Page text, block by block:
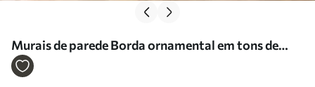
Murais de parede Borda ornamental em tons de
verde Nr. w05151v1